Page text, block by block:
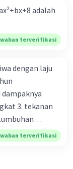
adalah
terverifikasi
dengan laju
3. tekanan
tidak
penting
terverifikasi